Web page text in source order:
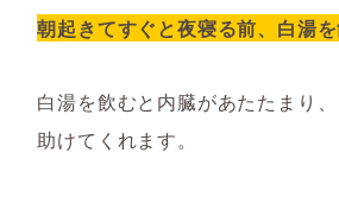
朝起きてすぐと夜寝る前、白湯を
白湯を飲むと内臓があたたまり
助けてくれます。